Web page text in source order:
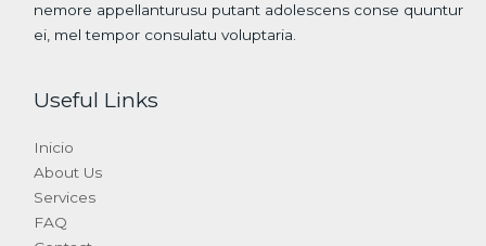
nemore appellanturusu putant adolescens conse quuntur
ei, mel tempor consulatu voluptaria.
Useful Links
Inicio
About Us
Services
FAQ